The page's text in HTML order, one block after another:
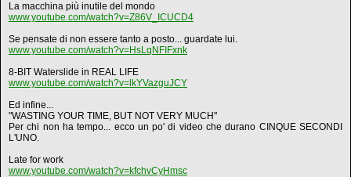
La macchina più inutile del mondo
www.youtube.com/watch?v=Z86V_ICUCD4
Se pensate di non essere tanto a posto... guardate lui.
www.youtube.com/watch?v=HsLqNFIFxnk
8-BIT Waterslide in REAL LIFE
www.youtube.com/watch?v=lkYVazguJCY
Ed infine...
"WASTING YOUR TIME, BUT NOT VERY MUCH"
Per chi non ha tempo... ecco un po' di video che durano CINQUE SECONDI
L'UNO.
Late for work
www.youtube.com/watch?v=kfchvCyHmsc